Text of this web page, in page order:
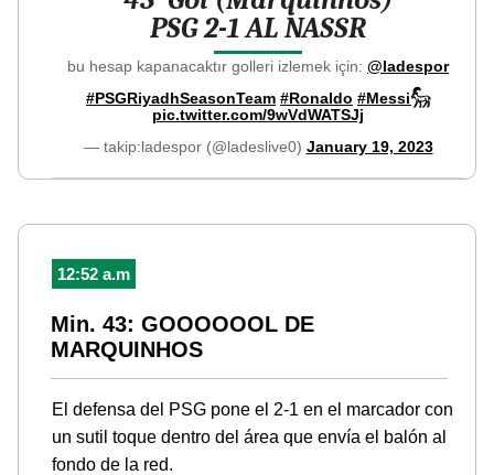
PSG 2-1 AL NASSR
bu hesap kapanacaktır golleri izlemek için: @ladespor
#PSGRiyadhSeasonTeam #Ronaldo #Messi𓃵
pic.twitter.com/9wVdWATSJj
— takip:ladespor (@ladeslive0) January 19, 2023
12:52 a.m
Min. 43: GOOOOOOL DE
MARQUINHOS
El defensa del PSG pone el 2-1 en el marcador con
un sutil toque dentro del área que envía el balón al
fondo de la red.